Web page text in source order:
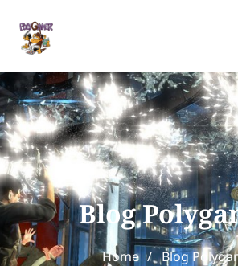
Blog
Home Blog